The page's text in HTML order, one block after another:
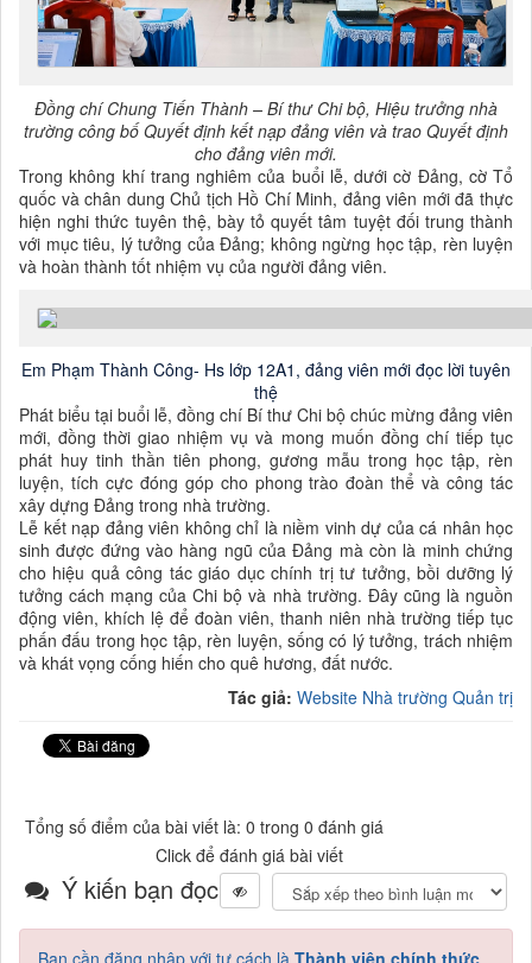
Đồng chí Chung Tiến Thành – Bí thư Chi bộ, Hiệu trưởng nhà
trường công bố Quyết định kết nạp đảng viên và trao Quyết định
cho đảng viên mới.
Trong không khí trang nghiêm của buổi lễ, dưới cờ Đảng, cờ Tổ
quốc và chân dung Chủ tịch Hồ Chí Minh, đảng viên mới đã thực
hiện nghi thức tuyên thệ, bày tỏ quyết tâm tuyệt đối trung thành
với mục tiêu, lý tưởng của Đảng; không ngừng học tập, rèn luyện
và hoàn thành tốt nhiệm vụ của người đảng viên.
Em Phạm Thành Công- Hs lớp 12A1, đảng viên mới đọc lời tuyên
thệ
Phát biểu tại buổi lễ, đồng chí Bí thư Chi bộ chúc mừng đảng viên
mới, đồng thời giao nhiệm vụ và mong muốn đồng chí tiếp tục
phát huy tinh thần tiên phong, gương mẫu trong học tập, rèn
luyện, tích cực đóng góp cho phong trào đoàn thể và công tác
xây dựng Đảng trong nhà trường.
Lễ kết nạp đảng viên không chỉ là niềm vinh dự của cá nhân học
sinh được đứng vào hàng ngũ của Đảng mà còn là minh chứng
cho hiệu quả công tác giáo dục chính trị tư tưởng, bồi dưỡng lý
tưởng cách mạng của Chi bộ và nhà trường. Đây cũng là nguồn
động viên, khích lệ để đoàn viên, thanh niên nhà trường tiếp tục
phấn đấu trong học tập, rèn luyện, sống có lý tưởng, trách nhiệm
và khát vọng cống hiến cho quê hương, đất nước.
Tác giả: Website Nhà trường Quản trị
Tổng số điểm của bài viết là: 0 trong 0 đánh giá
Click để đánh giá bài viết
Ý kiến bạn đọc
Bạn cần đăng nhập với tư cách là Thành viên chính thức